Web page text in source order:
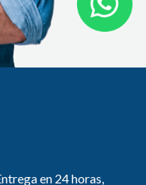
en 24 horas,